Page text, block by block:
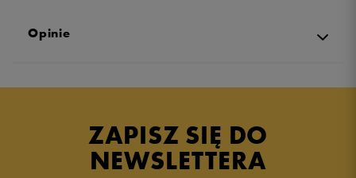
Opinie
ZAPISZ SIĘ DO
NEWSLETTERA